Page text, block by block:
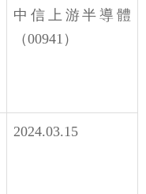
中信上游半導體
（00941）
2024.03.15